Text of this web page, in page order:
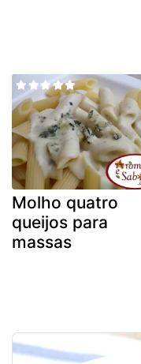
Molho quatro
queijos para
massas